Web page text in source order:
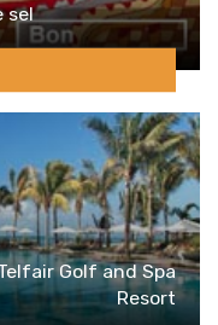
sel
Golf and Spa
Resort